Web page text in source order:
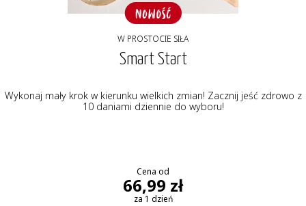
W PROSTOCIE SIŁA
Smart Start
Wykonaj mały krok w kierunku wielkich zmian! Zacznij jeść zdrowo z
10 daniami dziennie do wyboru!
Cena od
66,99 zł
za 1 dzień